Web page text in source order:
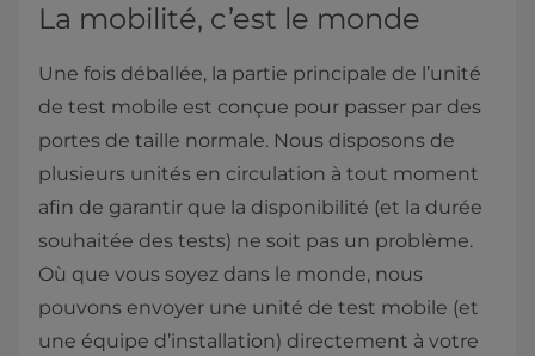
La mobilité, c’est le monde
Une fois déballée, la partie principale de l’unité
de test mobile est conçue pour passer par des
portes de taille normale. Nous disposons de
plusieurs unités en circulation à tout moment
afin de garantir que la disponibilité (et la durée
souhaitée des tests) ne soit pas un problème.
Où que vous soyez dans le monde, nous
pouvons envoyer une unité de test mobile (et
une équipe d’installation) directement à votre